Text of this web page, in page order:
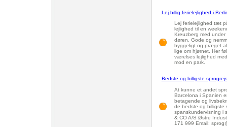
Lej billig ferielejlighed i
Lej ferielejlighed tæt
lejlighed til en
Kreuzberg med
døren. Gode og
hyggeligt og præget
lige om hjørnet. Her
værelses lejlighed
mod en park.
Bedste og billigste
At kunne et andet
Barcelona i Spanien
betagende og
de bedste og billigste
spanskundervisning i
& CO A/S Østre
171 999 Email: